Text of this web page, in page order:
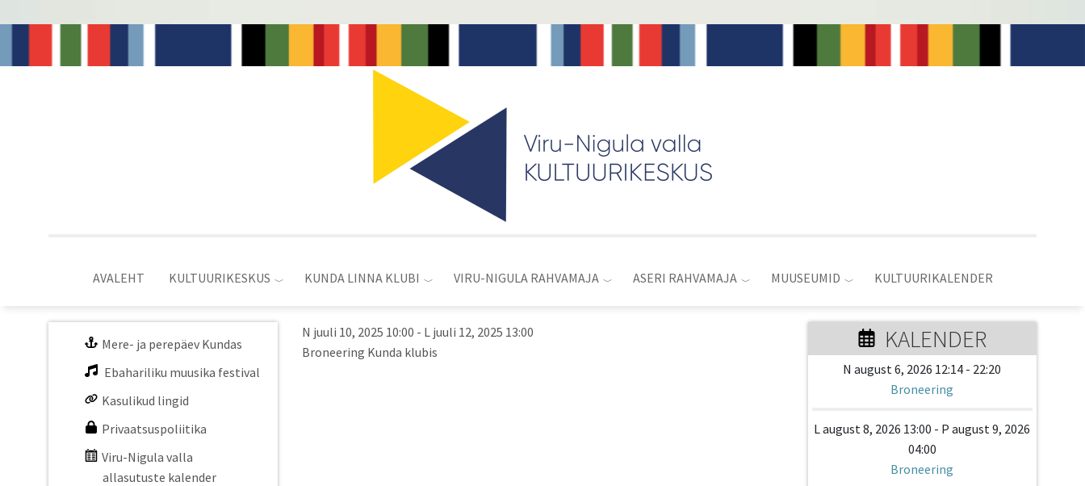
AVALEHT KULTUURIKESKUS KUNDA LINNA KLUBI VIRU-NIGULA RAHVAMAJA ASERI RAHVAMAJA MUUSEUMID KULTUURIKALENDER
Mere- ja perepäev Kundas
Ebahariliku muusika festival
Kasulikud lingid
Privaatsuspoliitika
Viru-Nigula valla
allasutuste kalender
N juuli 10, 2025 10:00 - L juuli 12, 2025 13:00
Broneering Kunda klubis
KALENDER
N august 6, 2026 12:14 - 22:20
Broneering
L august 8, 2026 13:00 - P august 9, 2026
04:00
Broneering